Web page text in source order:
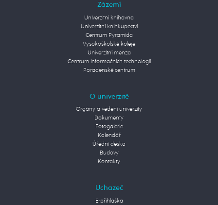
Zázemí
Univerzitní knihovna
Univerzitní knihkupectví
Centrum Pyramida
Vysokoškolské koleje
Univerzitní menza
Centrum informačních technologií
Poradenské centrum
O univerzitě
Orgány a vedení univerzity
Dokumenty
Fotogalerie
Kalendář
Úřední deska
Budovy
Kontakty
Uchazeč
E-přihláška